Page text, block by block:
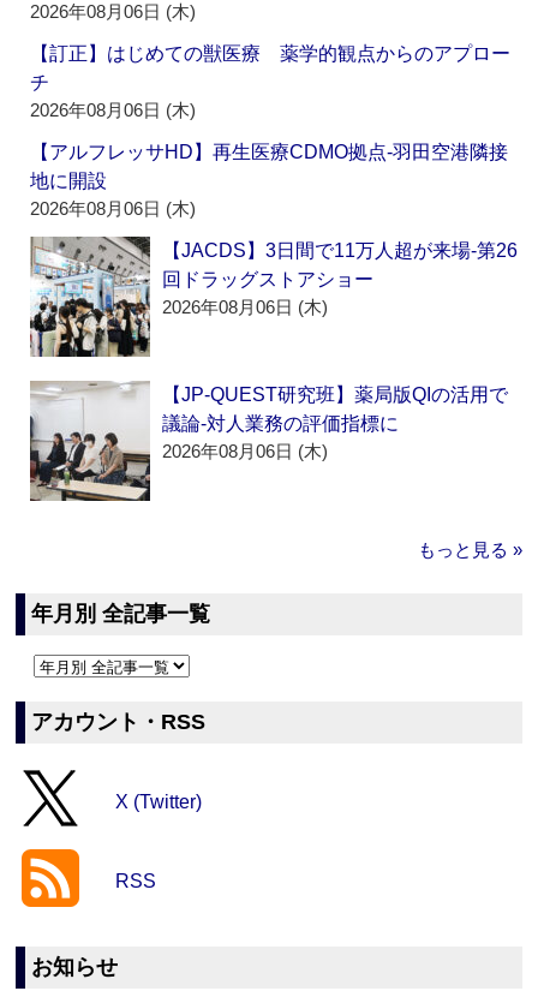
2026年08月06日 (木)
【訂正】はじめての獣医療 薬学的観点からのアプロー
チ
2026年08月06日 (木)
【アルフレッサHD】再生医療CDMO拠点‐羽田空港隣接
地に開設
2026年08月06日 (木)
【JACDS】3日間で11万人超が来場‐第26
回ドラッグストアショー
2026年08月06日 (木)
【JP-QUEST研究班】薬局版QIの活用で
議論‐対人業務の評価指標に
2026年08月06日 (木)
もっと見る »
年月別 全記事一覧
アカウント・RSS
X (Twitter)
RSS
お知らせ